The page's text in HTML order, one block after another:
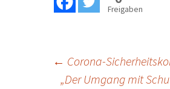
Freigaben
← Corona-
„Der Umgang mit